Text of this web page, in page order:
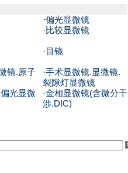
·偏光显微镜
·比较显微镜
· 目镜
镜.原子 ·手术显微镜.显微镜.
裂隙灯显微镜
光显微
·金相显微镜(含微分干
涉.DIC)